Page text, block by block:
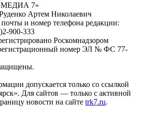
7»
Артем Николаевич
и номер телефона редакции:
900-333
Роскомнадзором
регистрационный номер ЭЛ № ФС 77-
допускается только со ссылкой
Для сайтов — только с активной
новости на сайте trk7.ru.